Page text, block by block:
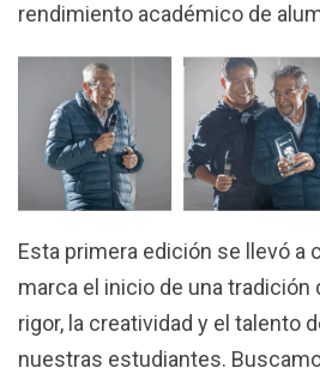
rendimiento académico de
Esta primera edición se llevó a
marca el inicio de una tradición
rigor, la creatividad y el talento
nuestras estudiantes.